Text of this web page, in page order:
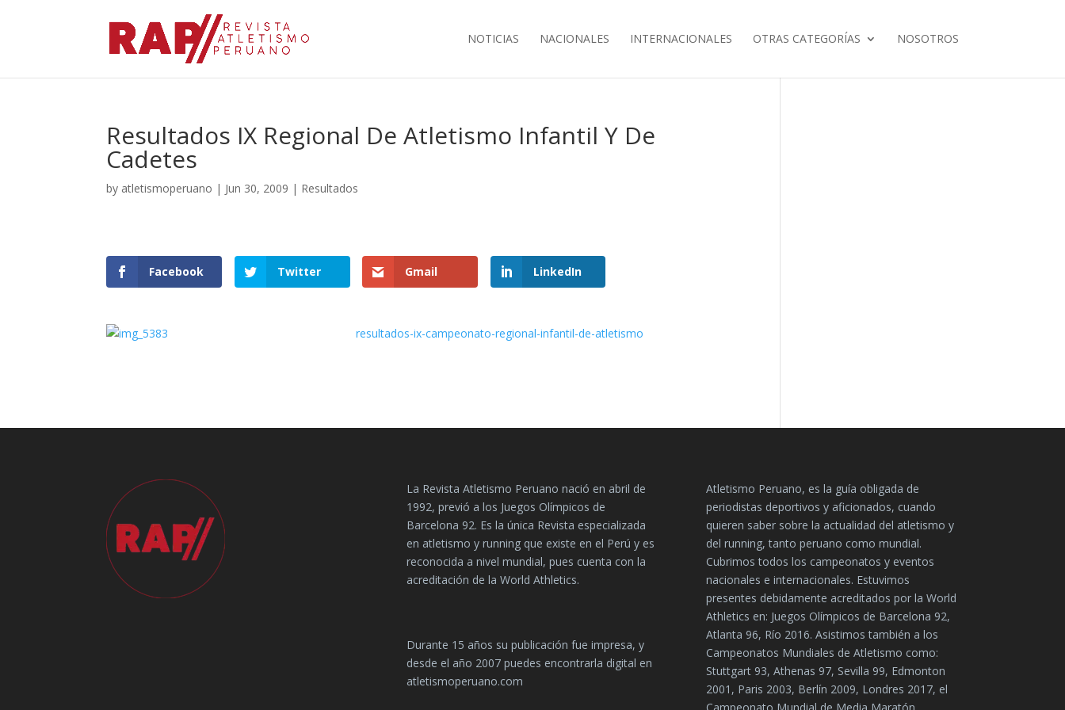
NOTICIAS NACIONALES INTERNACIONALES OTRAS CATEGORÍAS NOSOTROS
Resultados IX Regional De Atletismo Infantil Y De
Cadetes
by atletismoperuano | Jun 30, 2009 | Resultados
Facebook Twitter Gmail LinkedIn
resultados-ix-campeonato-regional-infantil-de-atletismo
La Revista Atletismo Peruano nació en abril de
1992, previó a los Juegos Olímpicos de
Barcelona 92. Es la única Revista especializada
en atletismo y running que existe en el Perú y es
reconocida a nivel mundial, pues cuenta con la
acreditación de la World Athletics.
Durante 15 años su publicación fue impresa, y
desde el año 2007 puedes encontrarla digital en
atletismoperuano.com
Atletismo Peruano, es la guía obligada de
periodistas deportivos y aficionados, cuando
quieren saber sobre la actualidad del atletismo y
del running, tanto peruano como mundial.
Cubrimos todos los campeonatos y eventos
nacionales e internacionales. Estuvimos
presentes debidamente acreditados por la World
Athletics en: Juegos Olímpicos de Barcelona 92,
Atlanta 96, Río 2016. Asistimos también a los
Campeonatos Mundiales de Atletismo como:
Stuttgart 93, Athenas 97, Sevilla 99, Edmonton
2001, Paris 2003, Berlín 2009, Londres 2017, el
Campeonato Mundial de Media Maratón